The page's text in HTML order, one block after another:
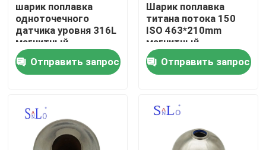
Дома
О Компании
Контакты
шарик поплавка
одноточечного
датчика уровня 316L
магнитный
Отправить запрос
Шарик поплавка
титана потока 150
ISO 463*210mm
магнитный
Отправить запрос